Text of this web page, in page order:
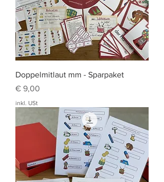
Doppelmitlaut mm - Sparpaket
Preis
€ 9,00
inkl. USt